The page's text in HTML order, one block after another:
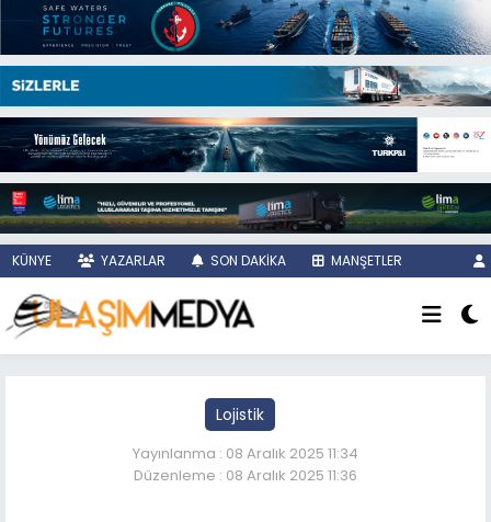
KÜNYE YAZARLAR SON DAKİKA MANŞETLER
Lojistik
Yayınlanma : 08 Aralık 2025 11:34
Düzenleme : 08 Aralık 2025 11:36